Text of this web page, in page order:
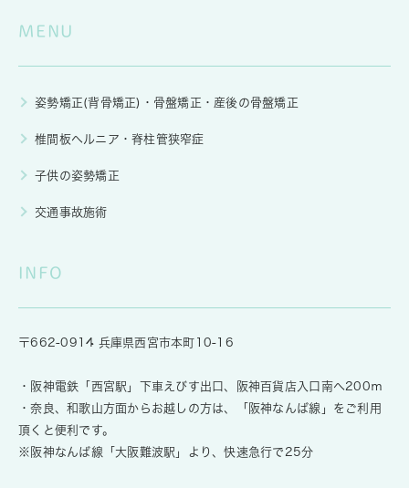
MENU
姿勢矯正(背骨矯正)・骨盤矯正・産後の骨盤矯正
椎間板ヘルニア・脊柱管狭窄症
子供の姿勢矯正
交通事故施術
INFO
〒662-0914 兵庫県西宮市本町10-16
・阪神電鉄「西宮駅」下車えびす出口、阪神百貨店入口南へ200ｍ
・奈良、和歌山方面からお越しの方は、「阪神なんば線」をご利用
頂くと便利です。
※阪神なんば線「大阪難波駅」より、快速急行で25分